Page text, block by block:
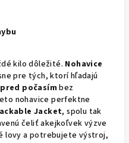
kilo dôležité. Nohavice
pre tých, ktorí hľadajú
počasím bez
nohavice perfektne
Jacket, spolu tak
čeliť akejkoľvek výzve
lovy a potrebujete výstroj,